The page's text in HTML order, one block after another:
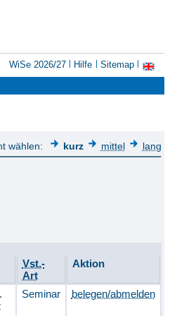
WiSe 2026/27 Hilfe
Sitemap
wählen: kurz mittel lang
Vst.-
Art
Aktion
Seminar belegen/abmelden